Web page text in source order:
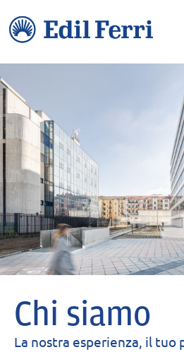
Chi siamo
La nostra esperienza, il tuo